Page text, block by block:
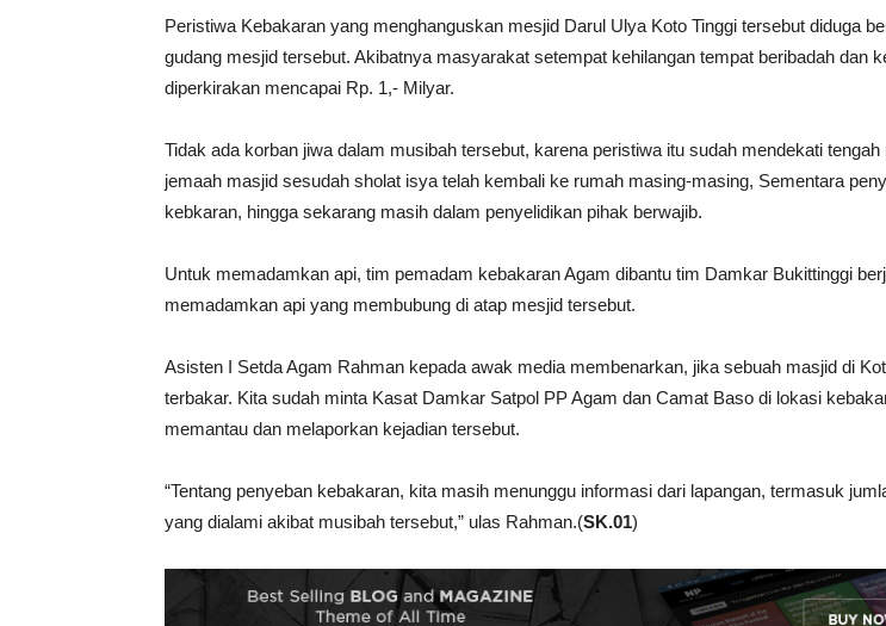
Peristiwa Kebakaran yang menghanguskan mesjid Darul Ulya Koto Tinggi tersebut diduga
gudang mesjid tersebut. Akibatnya masyarakat setempat kehilangan tempat beribadah dan
diperkirakan mencapai Rp. 1,- Milyar.
Tidak ada korban jiwa dalam musibah tersebut, karena peristiwa itu sudah mendekati tengah
jemaah masjid sesudah sholat isya telah kembali ke rumah masing-masing, Sementara
kebkaran, hingga sekarang masih dalam penyelidikan pihak berwajib.
Untuk memadamkan api, tim pemadam kebakaran Agam dibantu tim Damkar Bukittinggi
memadamkan api yang membubung di atap mesjid tersebut.
Asisten I Setda Agam Rahman kepada awak media membenarkan, jika sebuah masjid di
terbakar. Kita sudah minta Kasat Damkar Satpol PP Agam dan Camat Baso di lokasi
memantau dan melaporkan kejadian tersebut.
“Tentang penyeban kebakaran, kita masih menunggu informasi dari lapangan, termasuk
yang dialami akibat musibah tersebut,” ulas Rahman.(SK.01)